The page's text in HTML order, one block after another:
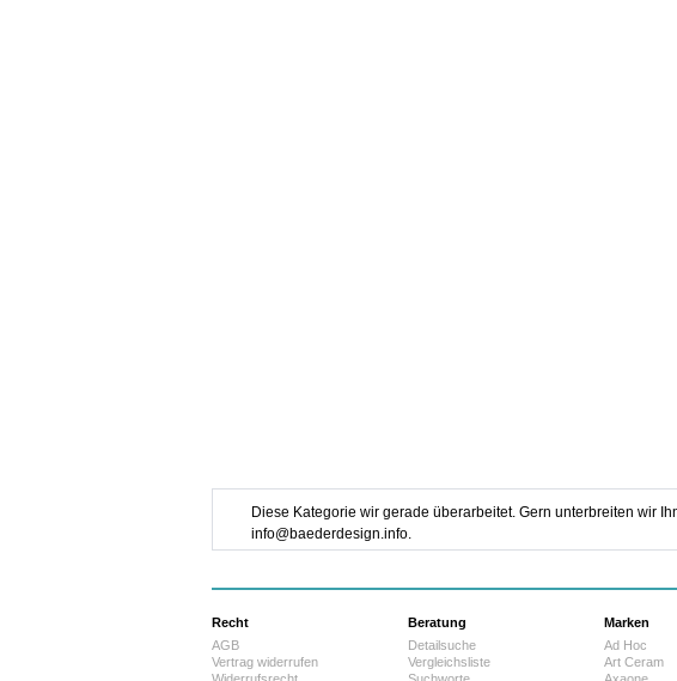
Diese Kategorie wir gerade überarbeitet. Gern unterbreiten wir
info@baederdesign.info.
Recht
AGB
Vertrag widerrufen
Widerrufsrecht
Beratung
Detailsuche
Vergleichsliste
Suchworte
Marken
Ad Hoc
Art Ceram
Axaone